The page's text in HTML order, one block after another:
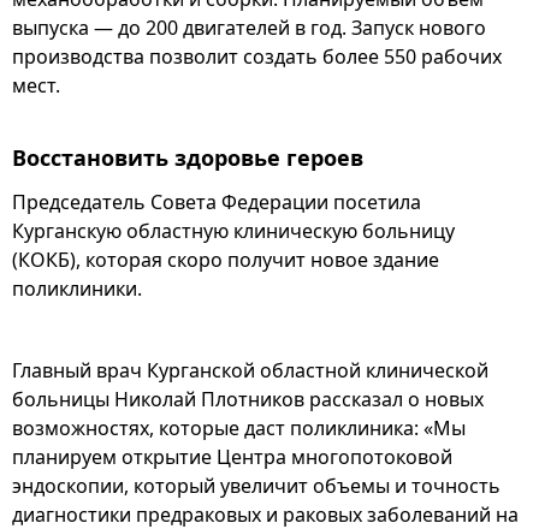
выпуска — до 200 двигателей в год. Запуск нового
производства позволит создать более 550 рабочих
мест.
Восстановить здоровье героев
Председатель Совета Федерации посетила
Курганскую областную клиническую больницу
(КОКБ), которая скоро получит новое здание
поликлиники.
Главный врач Курганской областной клинической
больницы Николай Плотников рассказал о новых
возможностях, которые даст поликлиника: «Мы
планируем открытие Центра многопотоковой
эндоскопии, который увеличит объемы и точность
диагностики предраковых и раковых заболеваний на